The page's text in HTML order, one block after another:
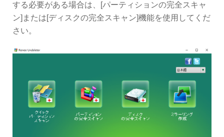
する必要がある場合は、[パーティションの完全スキャ
ン]または[ディスクの完全スキャン]機能を使用してくだ
さい。